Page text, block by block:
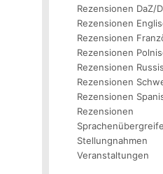
Rezensionen DaZ/
Rezensionen
Rezensionen
Rezensionen
Rezensionen
Rezensionen
Rezensionen
Rezensionen
Stellungnahmen
Veranstaltungen